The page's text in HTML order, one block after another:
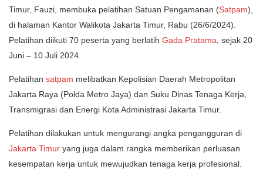
Timur, Fauzi, membuka pelatihan Satuan Pengamanan (Satpam),
di halaman Kantor Walikota Jakarta Timur, Rabu (26/6/2024).
Pelatihan diikuti 70 peserta yang berlatih Gada Pratama, sejak 20
Juni – 10 Juli 2024.
Pelatihan satpam melibatkan Kepolisian Daerah Metropolitan
Jakarta Raya (Polda Metro Jaya) dan Suku Dinas Tenaga Kerja,
Transmigrasi dan Energi Kota Administrasi Jakarta Timur.
Pelatihan dilakukan untuk mengurangi angka pengangguran di
Jakarta Timur yang juga dalam rangka memberikan perluasan
kesempatan kerja untuk mewujudkan tenaga kerja profesional.